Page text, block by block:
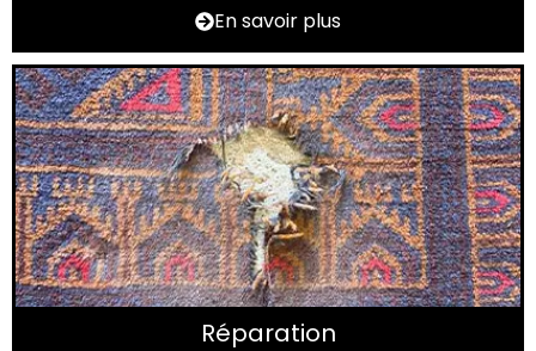
En savoir plus
Réparation